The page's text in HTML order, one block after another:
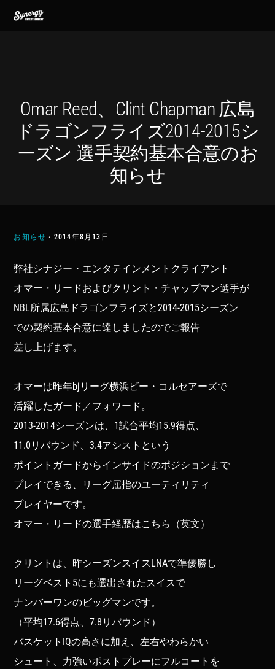
Omar Reed、Clint Chapman 広島
ドラゴンフライズ2014-2015シ
ーズン 選手契約基本合意のお
知らせ
お知らせ · 2014年8月13日
弊社シナジー・エンタテインメントクライアント
オマー・リードおよびクリント・チャップマン選手が
NBL所属広島ドラゴンフライズと2014-2015シーズン
での契約基本合意に達しましたのでご報告
差し上げます。
オマーは昨年bjリーグ横浜ビー・コルセアーズで
活躍したガード／フォワード。
2013-2014シーズンは、1試合平均15.9得点、
11.0リバウンド、3.4アシストという
ポイントガードからインサイドのポジションまで
プレイできる、リーグ屈指のユーティリティ
プレイヤーです。
オマー・リードの選手経歴はこちら（英文）
クリントは、昨シーズンスイスLNAで準優勝し
リーグベスト5にも選出されたスイスで
ナンバーワンのビッグマンです。
（平均17.6得点、7.8リバウンド）
バスケットIQの高さに加え、左右やわらかい
シュート、力強いポストプレーにフルコートを